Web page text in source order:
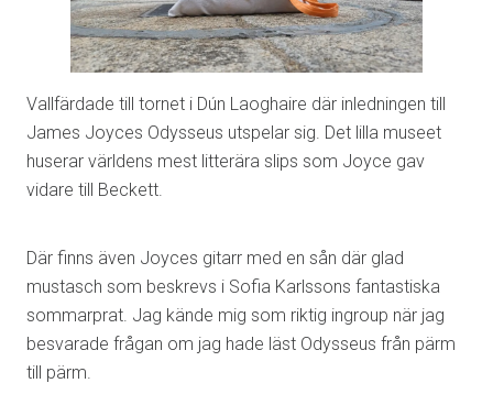
Vallfärdade till tornet i Dún Laoghaire där inledningen till
James Joyces Odysseus utspelar sig. Det lilla museet
huserar världens mest litterära slips som Joyce gav
vidare till Beckett.
Där finns även Joyces gitarr med en sån där glad
mustasch som beskrevs i Sofia Karlssons fantastiska
sommarprat. Jag kände mig som riktig ingroup när jag
besvarade frågan om jag hade läst Odysseus från pärm
till pärm.